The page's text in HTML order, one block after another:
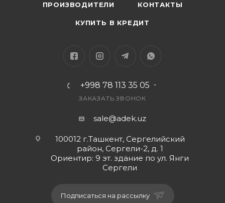
ПРОИЗВОДИТЕЛИ КОНТАКТЫ
КУПИТЬ В КРЕДИТ
+998 78 113 35 05
ЗАКАЗАТЬ ЗВОНОК
sale@adek.uz
100012 г.Ташкент, Сергелийский
район, Сергели-2, д. 1
Ориентир: 9 эт. здание по ул. Янги
Сергели
Подписаться на рассылку